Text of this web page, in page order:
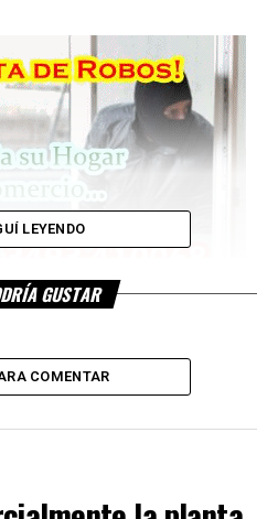
que fueron reconocidas.
encontró
LEYENDO
GUSTAR
COMENTAR